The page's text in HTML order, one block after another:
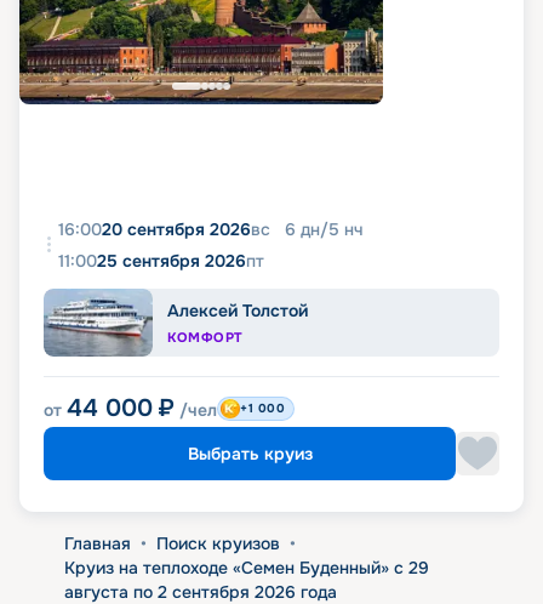
16:0020 сентября 2026вс 6 дн/5 нч
11:0025 сентября 2026пт
Алексей Толстой
КОМФОРТ
от 44 000 ₽ /чел +1 000
Выбрать круиз
Главная • Поиск круизов •
Круиз на теплоходе «Семен Буденный» с 29
августа по 2 сентября 2026 года